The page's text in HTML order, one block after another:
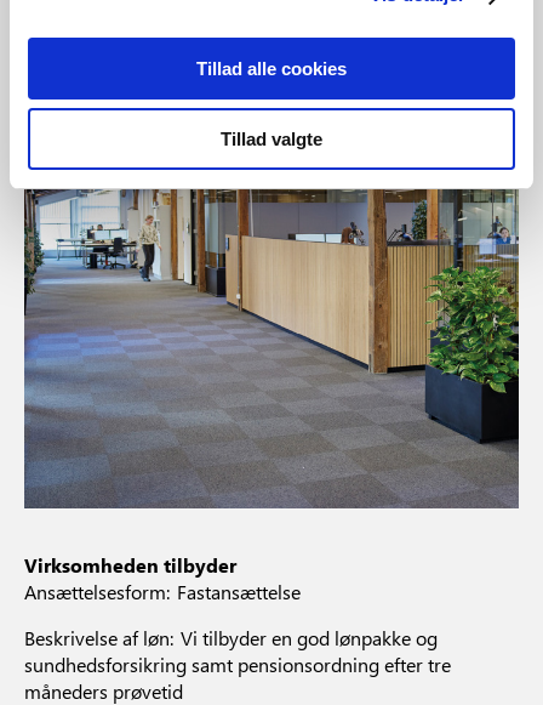
Tillad alle cookies
Tillad valgte
Virksomheden tilbyder
Ansættelsesform: Fastansættelse
Beskrivelse af løn: Vi tilbyder en god lønpakke og
sundhedsforsikring samt pensionsordning efter tre
måneders prøvetid